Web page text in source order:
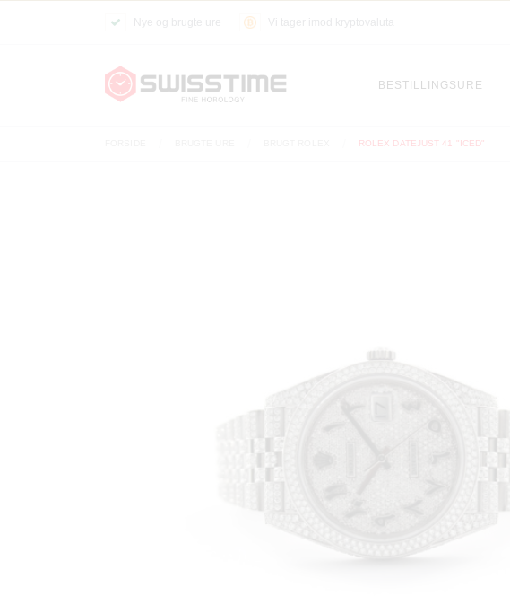
Nye og brugte ure Vi tager imod kryptovaluta
BESTILLINGSURE
ROLEX DATEJUST 41 "ICED"